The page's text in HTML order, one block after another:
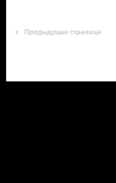
Предыдущая страница